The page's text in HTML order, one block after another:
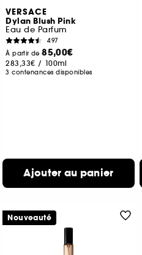
VERSACE
Dylan Blush Pink
Eau de Parfum
497
À partir de85,00€
283,33€ / 100ml
3 contenances disponibles
Ajouter au panier
Nouveauté